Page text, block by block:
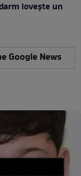
lovește un
Google News